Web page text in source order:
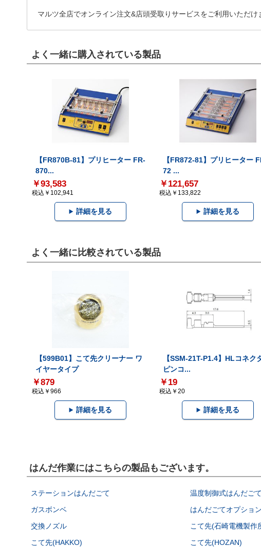
マルツ全店でオンライン注文&店頭受取りサービスをご利用いただけ
よく一緒に購入されている製品
【FR870B-81】プリヒーター FR-
870...
￥93,583
税込￥102,941
詳細を見る
【FR872-81】プリヒーター
72 ...
￥121,657
税込￥133,822
詳細を見る
よく一緒に比較されている製品
【599B01】こて先クリーナー ワ
イヤータイプ
￥879
税込￥966
詳細を見る
【SSM-21T-P1.4】HLコネク
ピンコ...
￥19
税込￥20
詳細を見る
はんだ作業にはこちらの製品もございます。
ステーションはんだごて 温度制御式はんだごて
ガスボンベ
はんだごてオプション
交換ノズル
こて先(石崎電機製作
こて先(HAKKO)
こて先(HOZAN)